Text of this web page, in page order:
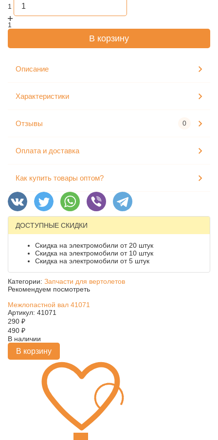
1
1
В корзину
Описание
Характеристики
Отзывы 0
Оплата и доставка
Как купить товары оптом?
ДОСТУПНЫЕ СКИДКИ
Скидка на электромобили от 20 штук
Скидка на электромобили от 10 штук
Скидка на электромобили от 5 штук
Категории: Запчасти для вертолетов
Рекомендуем посмотреть
Межлопастной вал 41071
Артикул: 41071
290 ₽
490 ₽
В наличии
В корзину